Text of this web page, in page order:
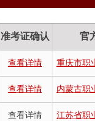
准考证确认 官
查看详情 重庆市职
查看详情 内蒙古职
查看详情 江苏省职